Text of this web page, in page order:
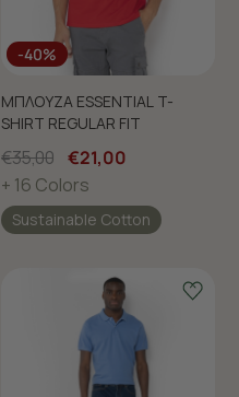
-40%
ΜΠΛΟΥΖΑ ESSENTIAL T-
SHIRT REGULAR FIT
€35,00 €21,00
+ 16 Colors
Sustainable Cotton